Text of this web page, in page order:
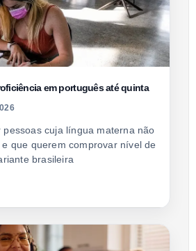
em português até quinta
pessoas cuja língua materna não
que querem comprovar nível de
brasileira